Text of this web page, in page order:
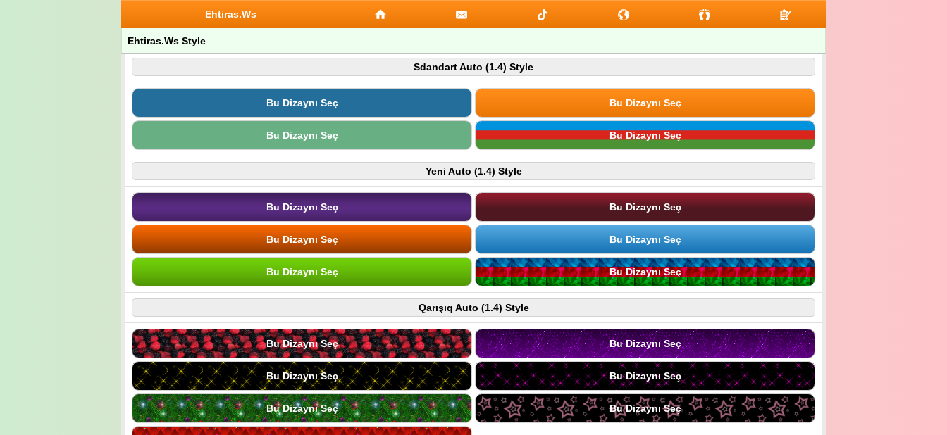
Ehtiras.Ws
Ehtiras.Ws Style
Sdandart Auto (1.4) Style
Bu Dizaynı Seç Bu Dizaynı Seç
Bu Dizaynı Seç Bu Dizaynı Seç
Yeni Auto (1.4) Style
Bu Dizaynı Seç Bu Dizaynı Seç
Bu Dizaynı Seç Bu Dizaynı Seç
Bu Dizaynı Seç Bu Dizaynı Seç
Qarışıq Auto (1.4) Style
Bu Dizaynı Seç Bu Dizaynı Seç
Bu Dizaynı Seç Bu Dizaynı Seç
Bu Dizaynı Seç Bu Dizaynı Seç